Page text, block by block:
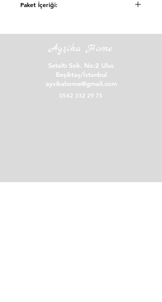
Paket İçeriği:
Ayşika Home
Setaltı Sok. No:2 Ulus
Beşiktaş/İstanbul
aysikahome@gmail.com
0542 332 29 75